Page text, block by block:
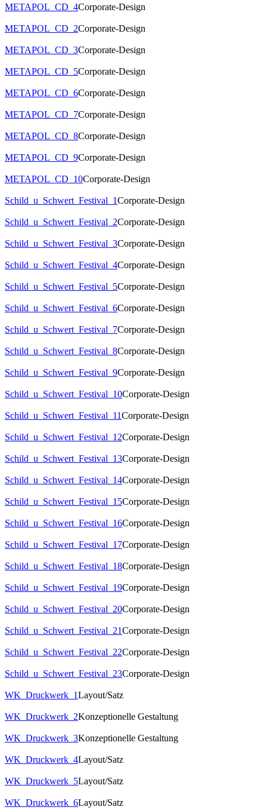
METAPOL_CD_4Corporate-Design
METAPOL_CD_2Corporate-Design
METAPOL_CD_3Corporate-Design
METAPOL_CD_5Corporate-Design
METAPOL_CD_6Corporate-Design
METAPOL_CD_7Corporate-Design
METAPOL_CD_8Corporate-Design
METAPOL_CD_9Corporate-Design
METAPOL_CD_10Corporate-Design
Schild_u_Schwert_Festival_1Corporate-Design
Schild_u_Schwert_Festival_2Corporate-Design
Schild_u_Schwert_Festival_3Corporate-Design
Schild_u_Schwert_Festival_4Corporate-Design
Schild_u_Schwert_Festival_5Corporate-Design
Schild_u_Schwert_Festival_6Corporate-Design
Schild_u_Schwert_Festival_7Corporate-Design
Schild_u_Schwert_Festival_8Corporate-Design
Schild_u_Schwert_Festival_9Corporate-Design
Schild_u_Schwert_Festival_10Corporate-Design
Schild_u_Schwert_Festival_11Corporate-Design
Schild_u_Schwert_Festival_12Corporate-Design
Schild_u_Schwert_Festival_13Corporate-Design
Schild_u_Schwert_Festival_14Corporate-Design
Schild_u_Schwert_Festival_15Corporate-Design
Schild_u_Schwert_Festival_16Corporate-Design
Schild_u_Schwert_Festival_17Corporate-Design
Schild_u_Schwert_Festival_18Corporate-Design
Schild_u_Schwert_Festival_19Corporate-Design
Schild_u_Schwert_Festival_20Corporate-Design
Schild_u_Schwert_Festival_21Corporate-Design
Schild_u_Schwert_Festival_22Corporate-Design
Schild_u_Schwert_Festival_23Corporate-Design
WK_Druckwerk_1Layout/Satz
WK_Druckwerk_2Konzeptionelle Gestaltung
WK_Druckwerk_3Konzeptionelle Gestaltung
WK_Druckwerk_4Layout/Satz
WK_Druckwerk_5Layout/Satz
WK_Druckwerk_6Layout/Satz